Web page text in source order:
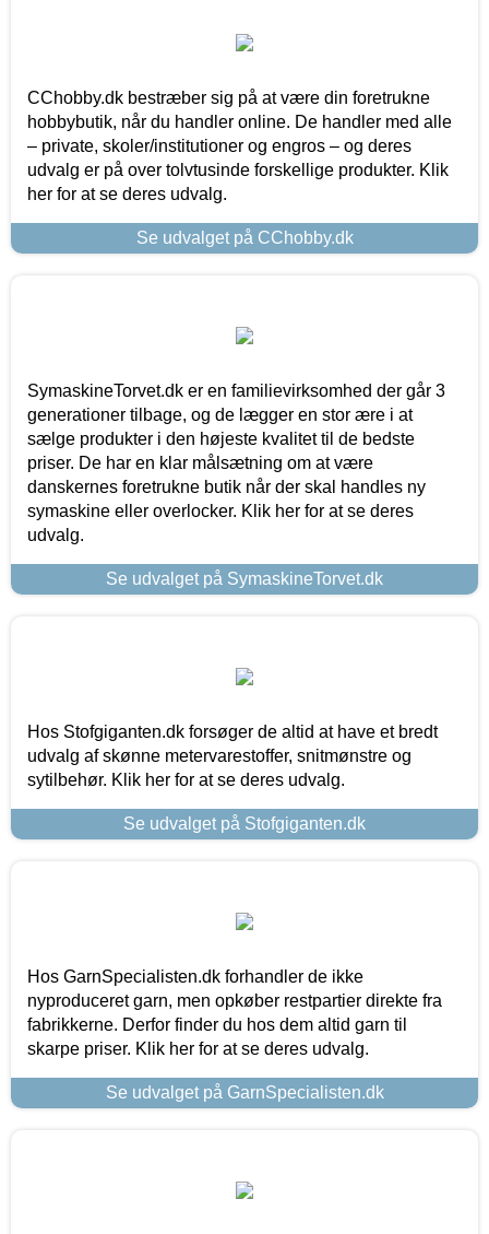
CChobby.dk bestræber sig på at være din foretrukne
hobbybutik, når du handler online. De handler med alle
– private, skoler/institutioner og engros – og deres
udvalg er på over tolvtusinde forskellige produkter. Klik
her for at se deres udvalg.
Se udvalget på CChobby.dk
SymaskineTorvet.dk er en familievirksomhed der går 3
generationer tilbage, og de lægger en stor ære i at
sælge produkter i den højeste kvalitet til de bedste
priser. De har en klar målsætning om at være
danskernes foretrukne butik når der skal handles ny
symaskine eller overlocker. Klik her for at se deres
udvalg.
Se udvalget på SymaskineTorvet.dk
Hos Stofgiganten.dk forsøger de altid at have et bredt
udvalg af skønne metervarestoffer, snitmønstre og
sytilbehør. Klik her for at se deres udvalg.
Se udvalget på Stofgiganten.dk
Hos GarnSpecialisten.dk forhandler de ikke
nyproduceret garn, men opkøber restpartier direkte fra
fabrikkerne. Derfor finder du hos dem altid garn til
skarpe priser. Klik her for at se deres udvalg.
Se udvalget på GarnSpecialisten.dk